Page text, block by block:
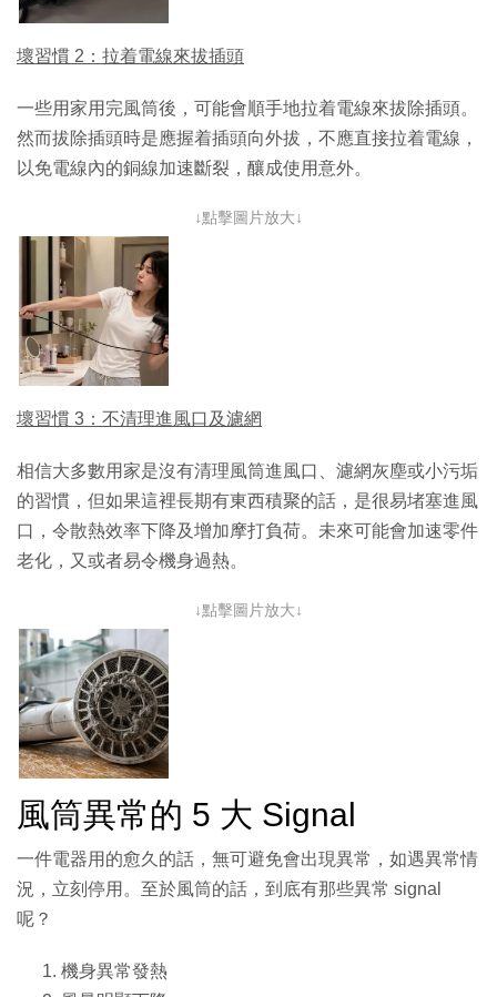
壞習慣 2：拉着電線來拔插頭
一些用家用完風筒後，可能會順手地拉着電線來拔除插頭。
然而拔除插頭時是應握着插頭向外拔，不應直接拉着電線，
以免電線內的銅線加速斷裂，釀成使用意外。
↓點擊圖片放大↓
壞習慣 3：不清理進風口及濾網
相信大多數用家是沒有清理風筒進風口、濾網灰塵或小污垢
的習慣，但如果這裡長期有東西積聚的話，是很易堵塞進風
口，令散熱效率下降及增加摩打負荷。未來可能會加速零件
老化，又或者易令機身過熱。
↓點擊圖片放大↓
風筒異常的 5 大 Signal
一件電器用的愈久的話，無可避免會出現異常，如遇異常情
況，立刻停用。至於風筒的話，到底有那些異常 signal
呢？
機身異常發熱